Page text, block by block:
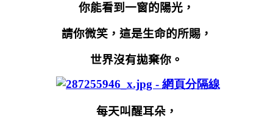
你能看到一窗的陽光，
請你微笑，這是生命的所賜，
世界沒有拋棄你。
每天叫醒耳朵，